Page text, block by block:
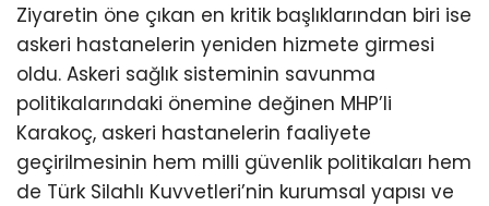
Ziyaretin öne çıkan en kritik başlıklarından biri ise
askeri hastanelerin yeniden hizmete girmesi
oldu. Askeri sağlık sisteminin savunma
politikalarındaki önemine değinen MHP’li
Karakoç, askeri hastanelerin faaliyete
geçirilmesinin hem milli güvenlik politikaları hem
de Türk Silahlı Kuvvetleri’nin kurumsal yapısı ve